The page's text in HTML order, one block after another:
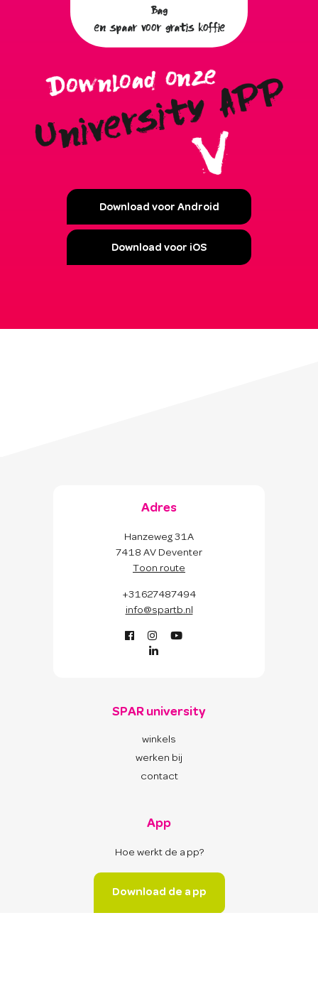
Bag
en spaar voor gratis koffie
Download voor Android
Download voor iOS
Adres
Hanzeweg 31A
7418 AV Deventer
Toon route
+31627487494
info@spartb.nl
SPAR university
winkels
werken bij
contact
App
Hoe werkt de app?
Download de app